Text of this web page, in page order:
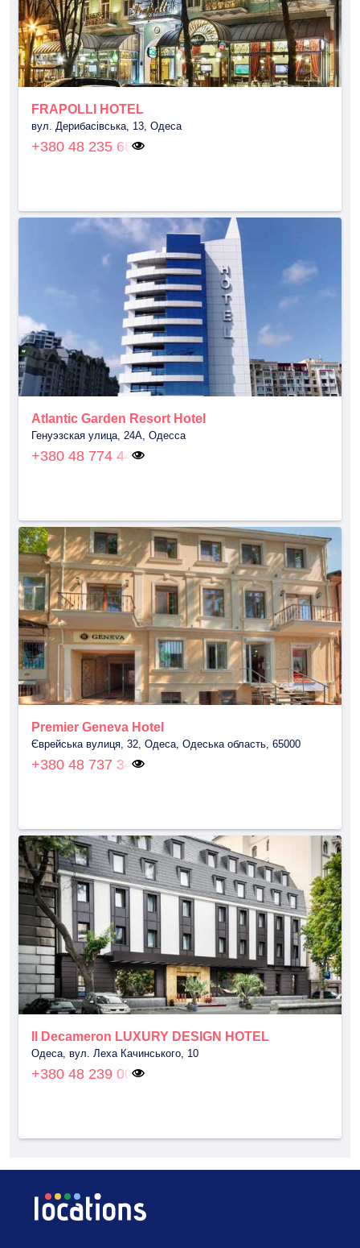
FRAPOLLI HOTEL
вул. Дерибасівська, 13, Одеса
+380 48 235 68
Atlantic Garden Resort Hotel
Генуэзская улица, 24А, Одесса
+380 48 774 44
Premier Geneva Hotel
Єврейська вулиця, 32, Одеса, Одеська область, 65000
+380 48 737 34
Il Decameron LUXURY DESIGN HOTEL
Одеса, вул. Леха Качинського, 10
+380 48 239 00